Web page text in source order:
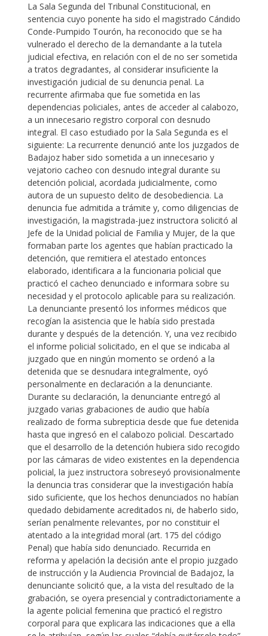
La Sala Segunda del Tribunal Constitucional, en
sentencia cuyo ponente ha sido el magistrado Cándido
Conde-Pumpido Tourón, ha reconocido que se ha
vulnerado el derecho de la demandante a la tutela
judicial efectiva, en relación con el de no ser sometida
a tratos degradantes, al considerar insuficiente la
investigación judicial de su denuncia penal. La
recurrente afirmaba que fue sometida en las
dependencias policiales, antes de acceder al calabozo,
a un innecesario registro corporal con desnudo
integral. El caso estudiado por la Sala Segunda es el
siguiente: La recurrente denunció ante los juzgados de
Badajoz haber sido sometida a un innecesario y
vejatorio cacheo con desnudo integral durante su
detención policial, acordada judicialmente, como
autora de un supuesto delito de desobediencia. La
denuncia fue admitida a trámite y, como diligencias de
investigación, la magistrada-juez instructora solicitó al
Jefe de la Unidad policial de Familia y Mujer, de la que
formaban parte los agentes que habían practicado la
detención, que remitiera el atestado entonces
elaborado, identificara a la funcionaria policial que
practicó el cacheo denunciado e informara sobre su
necesidad y el protocolo aplicable para su realización.
La denunciante presentó los informes médicos que
recogían la asistencia que le había sido prestada
durante y después de la detención. Y, una vez recibido
el informe policial solicitado, en el que se indicaba al
juzgado que en ningún momento se ordenó a la
detenida que se desnudara integralmente, oyó
personalmente en declaración a la denunciante.
Durante su declaración, la denunciante entregó al
juzgado varias grabaciones de audio que había
realizado de forma subrepticia desde que fue detenida
hasta que ingresó en el calabozo policial. Descartado
que el desarrollo de la detención hubiera sido recogido
por las cámaras de video existentes en la dependencia
policial, la juez instructora sobreseyó provisionalmente
la denuncia tras considerar que la investigación había
sido suficiente, que los hechos denunciados no habían
quedado debidamente acreditados ni, de haberlo sido,
serían penalmente relevantes, por no constituir el
atentado a la integridad moral (art. 175 del código
Penal) que había sido denunciado. Recurrida en
reforma y apelación la decisión ante el propio juzgado
de instrucción y la Audiencia Provincial de Badajoz, la
denunciante solicitó que, a la vista del resultado de la
grabación, se oyera presencial y contradictoriamente a
la agente policial femenina que practicó el registro
corporal para que explicara las indicaciones que a ella